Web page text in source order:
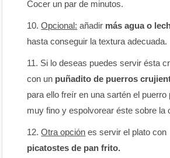
Cocer un par de minutos.
Opcional: añadir más agua o
hasta conseguir la textura adecuada.
Si lo deseas puedes servir ésta
con un puñadito de puerros
para ello freír en una sartén el puerro
muy fino y espolvorear éste sobre la
Otra opción es servir el plato con
picatostes de pan frito.